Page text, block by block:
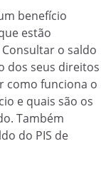
benefício
estão
o saldo
dos seus direitos
como funciona o
e quais são os
Também
do PIS de